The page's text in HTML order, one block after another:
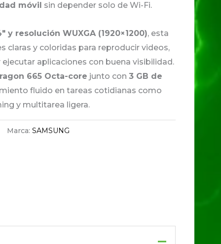
móvil sin depender solo de Wi-Fi.
y resolución WUXGA (1920×1200), esta
claras y coloridas para reproducir videos,
aplicaciones con buena visibilidad.
665 Octa-core junto con3 GB de
fluido en tareas cotidianas como
y multitarea ligera.
Marca:SAMSUNG